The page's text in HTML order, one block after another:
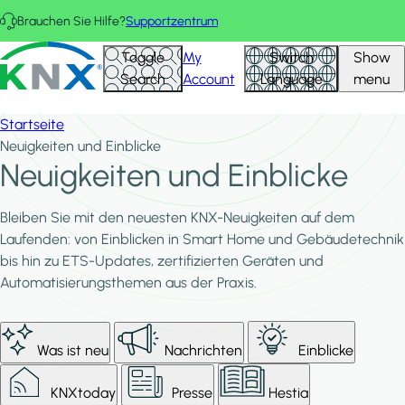
Direkt zum Inhalt
Brauchen Sie Hilfe?Supportzentrum
KNX - Homepage Toggle
Search
My
Account
Switch
Language
Show
menu
Startseite
Neuigkeiten und Einblicke
Neuigkeiten und Einblicke
Bleiben Sie mit den neuesten KNX-Neuigkeiten auf dem
Laufenden: von Einblicken in Smart Home und Gebäudetechnik
bis hin zu ETS-Updates, zertifizierten Geräten und
Automatisierungsthemen aus der Praxis.
Was ist neu Nachrichten Einblicke
KNXtoday Presse Hestia